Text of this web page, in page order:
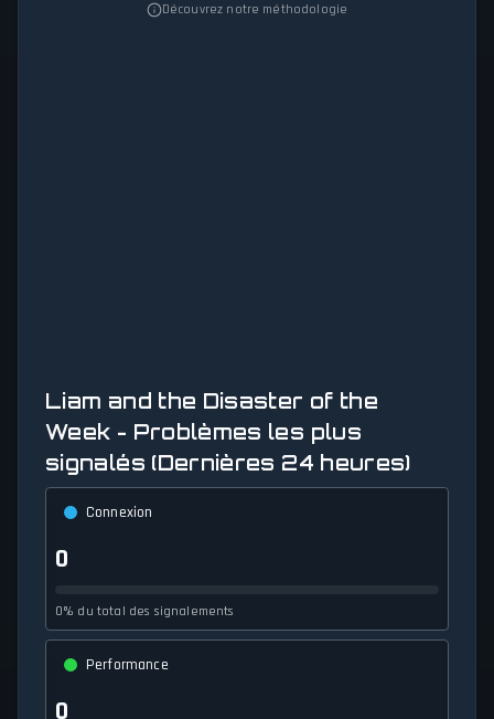
Découvrez notre méthodologie
Liam and the Disaster of the
Week - Problèmes les plus
signalés (Dernières 24 heures)
Connexion
0
0% du total des signalements
Performance
0